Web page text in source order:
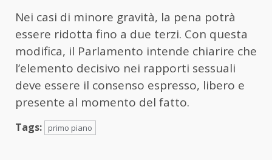
Nei casi di minore gravità, la pena potrà
essere ridotta fino a due terzi. Con questa
modifica, il Parlamento intende chiarire che
l’elemento decisivo nei rapporti sessuali
deve essere il consenso espresso, libero e
presente al momento del fatto.
Tags: primo piano